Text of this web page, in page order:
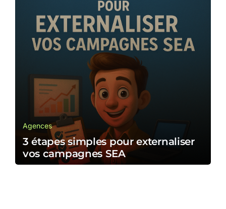
Agences
3 étapes simples pour externaliser
vos campagnes SEA